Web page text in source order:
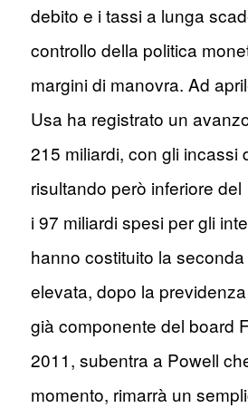
debito e i tassi a lunga
controllo della politica
margini di manovra. Ad
Usa ha registrato un
215 miliardi, con gli incassi
risultando però inferiore
i 97 miliardi spesi per gli
hanno costituito la
elevata, dopo la
già componente del board
2011, subentra a Powell
momento, rimarrà un